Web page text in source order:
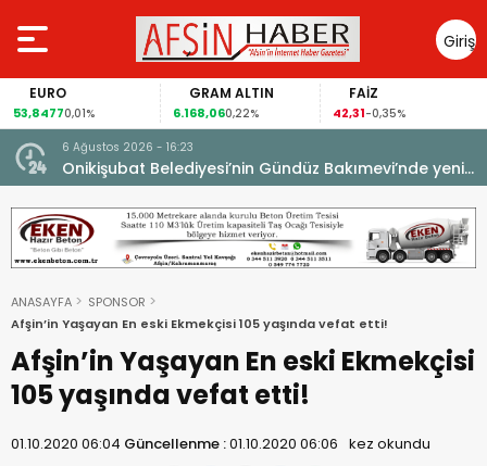
Giriş
Yap
EURO
53,84770,01%
GRAM ALTIN
6.168,060,22%
FAİZ
42,31-0,35%
6 Ağustos 2026 - 16:23
Onikişubat Belediyesi’nin Gündüz Bakımevi’nde yeni
dönemin ön kayıtları başladı.
ANASAYFA
SPONSOR
Afşin’in Yaşayan En eski Ekmekçisi 105 yaşında vefat etti!
Afşin’in Yaşayan En eski Ekmekçisi
105 yaşında vefat etti!
01.10.2020 06:04 Güncellenme :01.10.2020 06:06 kez okundu